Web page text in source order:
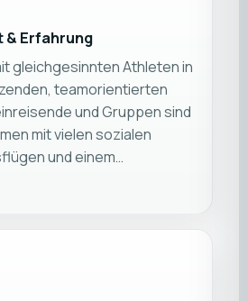
Erfahrung
gleichgesinnten Athleten in
teamorientierten
und Gruppen sind
mit vielen sozialen
und einem